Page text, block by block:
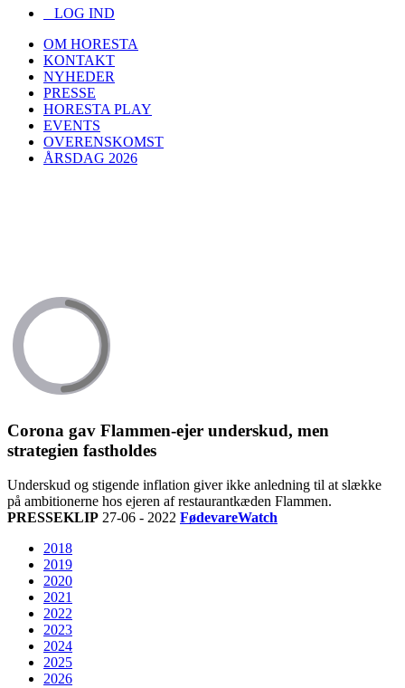
LOG IND
OM HORESTA
KONTAKT
NYHEDER
PRESSE
HORESTA PLAY
EVENTS
OVERENSKOMST
ÅRSDAG 2026
Corona gav Flammen-ejer underskud, men
strategien fastholdes
Underskud og stigende inflation giver ikke anledning til at slække
på ambitionerne hos ejeren af restaurantkæden Flammen.
PRESSEKLIP 27-06 - 2022 FødevareWatch
2018
2019
2020
2021
2022
2023
2024
2025
2026